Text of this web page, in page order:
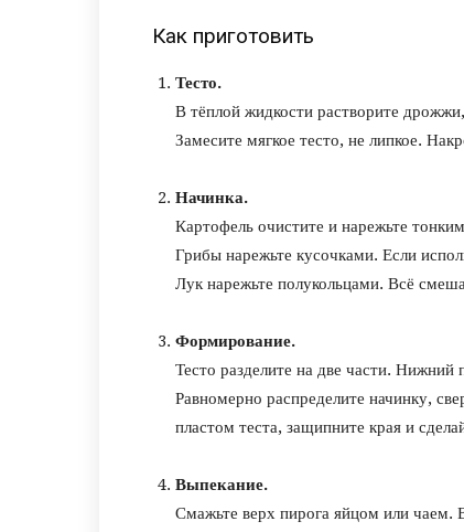
Как приготовить
Тесто.
В тёплой жидкости растворите
Замесите мягкое тесто, не липкое.
Начинка.
Картофель очистите и нарежьте
Грибы нарежьте кусочками. Если
Лук нарежьте полукольцами. Всё
Формирование.
Тесто разделите на две части.
Равномерно распределите начинку,
пластом теста, защипните края и
Выпекание.
Смажьте верх пирога яйцом или чаем.